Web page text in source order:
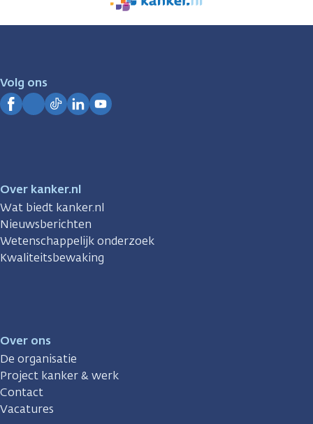
We
zijn
Volg ons
Over kanker.nl
Wat biedt kanker.nl
Nieuwsberichten
Wetenschappelijk onderzoek
Kwaliteitsbewaking
Over ons
De organisatie
Project kanker & werk
Contact
Vacatures